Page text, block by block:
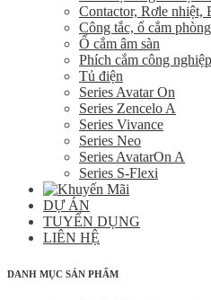
Contactor, Rơle nhiệt,
Công tắc, ổ cắm
Ổ cắm âm sàn
Phích cắm công nghiệp
Tủ điện
Series Avatar On
Series Zencelo A
Series Vivance
Series Neo
Series AvatarOn A
Series S-Flexi
DỰ ÁN
TUYỂN DỤNG
LIÊN HỆ
DANH MỤC SẢN PHẨM